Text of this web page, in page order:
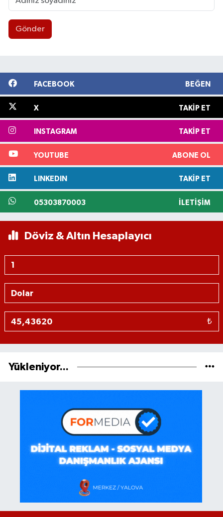
Gönder
FACEBOOK BEĞEN
X TAKIP ET
INSTAGRAM TAKIP ET
YOUTUBE ABONE OL
LINKEDIN TAKIP ET
05303870003 İLETIŞIM
Döviz & Altın Hesaplayıcı
₺
Yükleniyor...